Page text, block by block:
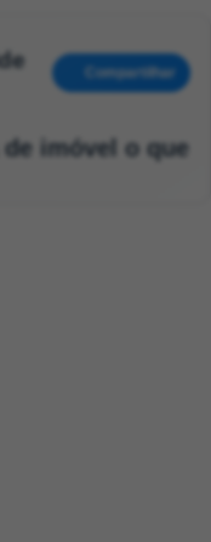
Compartilhar
imóvel o que